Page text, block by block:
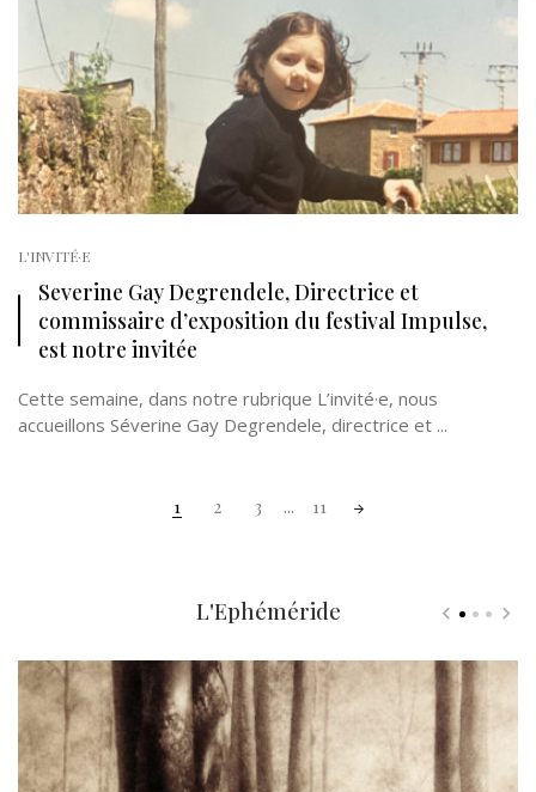
L'INVITÉ·E
Severine Gay Degrendele, Directrice et
commissaire d’exposition du festival Impulse,
est notre invitée
Cette semaine, dans notre rubrique L’invité·e, nous
accueillons Séverine Gay Degrendele, directrice et ...
1 2 3 ... 11
L'Ephéméride